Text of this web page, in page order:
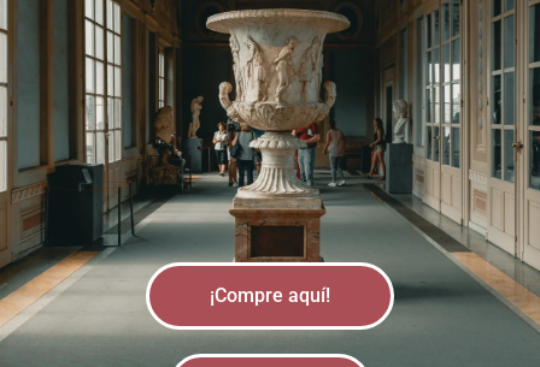
N
A
V
E
G
A
I
Ó
N
¡Compre aquí!